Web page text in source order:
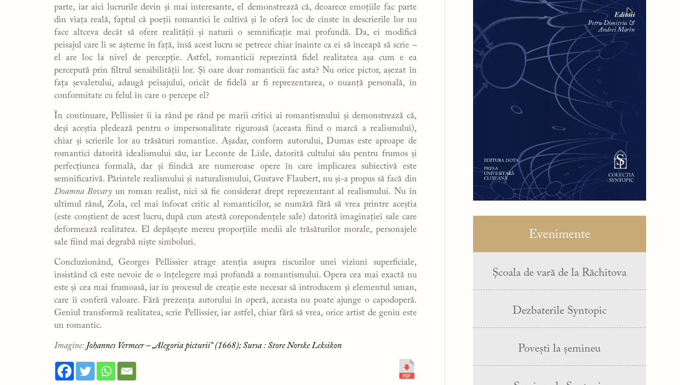
parte, iar aici lucrurile devin și mai interesante, el demonstrează că, deoarece emoțiile fac parte
din viața reală, faptul că poeții romantici le cultivă și le oferă loc de cinste în descrierile lor nu
face altceva decât să ofere realității și naturii o semnificație mai profundă. Da, ei modifică
peisajul care li se așterne în față, însă acest lucru se petrece chiar înainte ca ei să înceapă să scrie –
el are loc la nivel de percepție. Astfel, romanticii reprezintă fidel realitatea așa cum e ea
percepută prin filtrul sensibilității lor. Și oare doar romanticii fac asta? Nu orice pictor, așezat în
fața șevaletului, adaugă peisajului, oricât de fidelă ar fi reprezentarea, o nuanță personală, în
conformitate cu felul în care o percepe el?
În continuare, Pellissier îi ia rând pe rând pe marii critici ai romantismului și demonstrează că,
deși aceștia pledează pentru o impersonalitate riguroasă (aceasta fiind o marcă a realismului),
chiar și scrierile lor au trăsături romantice. Așadar, conform autorului, Dumas este aproape de
romantici datorită idealismului său, iar Leconte de Lisle, datorită cultului său pentru frumos și
perfecțiunea formală, dar și fiindcă are numeroase opere în care implicarea subiectivă este
semnificativă. Părintele realismului și naturalismului, Gustave Flaubert, nu și-a propus să facă din
Doamna Bovaryun roman realist, nici să fie considerat drept reprezentant al realismului. Nu în
ultimul rând, Zola, cel mai înfocat critic al romanticilor, se numără fără să vrea printre aceștia
(este conștient de acest lucru, după cum atestă corepondențele sale) datorită imaginației sale care
deformează realitatea. El depășește mereu proporțiile medii ale trăsăturilor morale, personajele
sale fiind mai degrabă niște simboluri.
Concluzionând, Georges Pellissier atrage atenția asupra riscurilor unei viziuni superficiale,
insistând că este nevoie de o înțelegere mai profundă a romantismului. Opera cea mai exactă nu
este și cea mai frumoasă, iar în procesul de creație este necesar să introducem și elementul uman,
care îi conferă valoare. Fără prezența autorului în operă, aceasta nu poate ajunge o capodoperă.
Geniul transformă realitatea, scrie Pellissier, iar astfel, chiar fără să vrea, orice artist de geniu este
un romantic.
Imagine: Johannes Vermeer – „Alegoria picturii” (1668); Sursa : Store Norske Leksikon
Evenimente
Școala de vară de la Răchitova
Dezbaterile Syntopic
Povești la șemineu